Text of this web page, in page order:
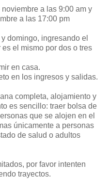
a las 9:00 am y
a las 17:00 pm
domingo, ingresando el
el mismo por dos o tres
en casa.
en los ingresos y salidas.
completa, alojamiento y
es sencillo: traer bolsa de
que se alojen en el
únicamente a personas
de salud o adultos
por favor intenten
trayectos.